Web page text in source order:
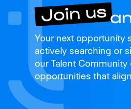
Join us
and thrive
Your next opportunity
actively searching or
our Talent
opportunities that